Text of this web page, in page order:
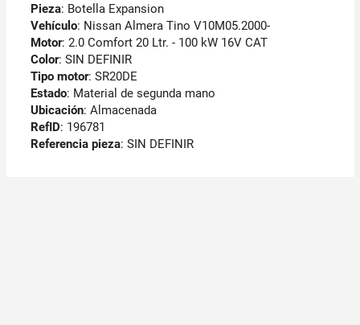
Pieza: Botella Expansion
Vehículo: Nissan Almera Tino V10M05.2000-
Motor: 2.0 Comfort 20 Ltr. - 100 kW 16V CAT
Color: SIN DEFINIR
Tipo motor: SR20DE
Estado: Material de segunda mano
Ubicación: Almacenada
RefID: 196781
Referencia pieza: SIN DEFINIR